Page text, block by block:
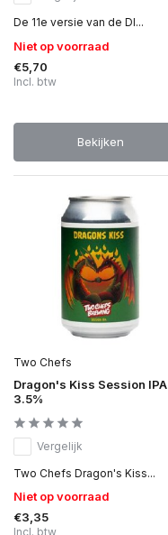
De 11e versie van de DI...
Niet op voorraad
€5,70
Incl. btw
Bekijken
Two Chefs
Dragon's Kiss Session IPA
3.5%
Vergelijk
Two Chefs Dragon's Kiss...
Niet op voorraad
€3,35
Incl. btw